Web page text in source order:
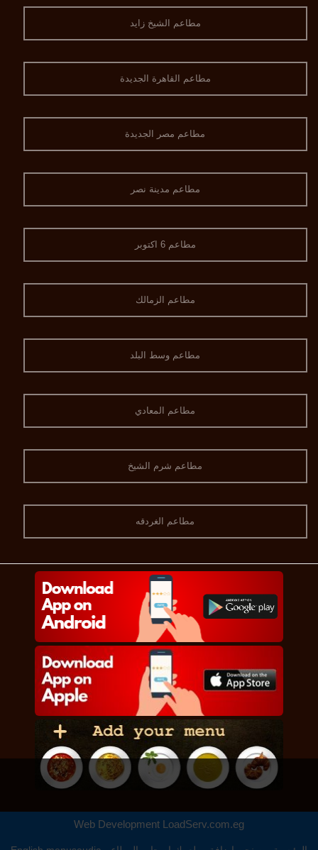
مطاعم الشيخ زايد
مطاعم القاهرة الجديدة
مطاعم مصر الجديدة
مطاعم مدينة نصر
مطاعم 6 اكتوبر
مطاعم الزمالك
مطاعم وسط البلد
مطاعم المعادي
مطاعم شرم الشيخ
مطاعم الغردقه
Web Development LoadServ.com.eg